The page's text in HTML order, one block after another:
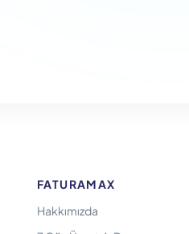
FATURAMAX
Hakkımızda